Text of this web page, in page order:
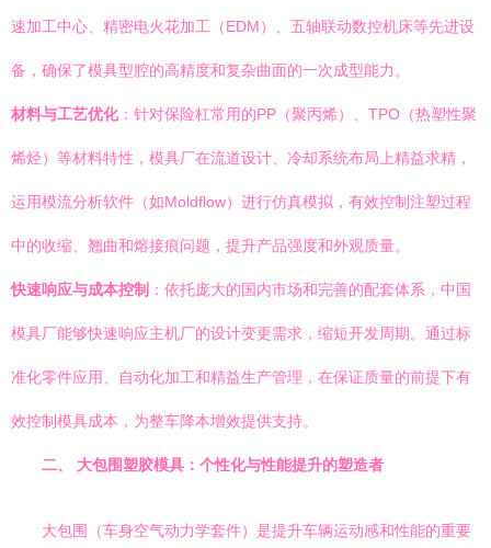
速加工中心、精密电火花加工（EDM）、五轴联动数控机床等先进设
备，确保了模具型腔的高精度和复杂曲面的一次成型能力。
材料与工艺优化：针对保险杠常用的PP（聚丙烯）、TPO（热塑性聚
烯烃）等材料特性，模具厂在流道设计、冷却系统布局上精益求精，
运用模流分析软件（如Moldflow）进行仿真模拟，有效控制注塑过程
中的收缩、翘曲和熔接痕问题，提升产品强度和外观质量。
快速响应与成本控制 ：依托庞大的国内市场和完善的配套体系，中国
模具厂能够快速响应主机厂的设计变更需求，缩短开发周期。通过标
准化零件应用、自动化加工和精益生产管理，在保证质量的前提下有
效控制模具成本，为整车降本增效提供支持。
二、 大包围塑胶模具：个性化与性能提升的塑造者
大包围（车身空气动力学套件）是提升车辆运动感和性能的重要